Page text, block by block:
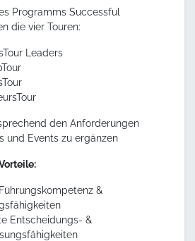
Programms Successful
die vier Touren:
Leaders
den Anforderungen
und Events zu ergänzen
&
Entscheidungs- &